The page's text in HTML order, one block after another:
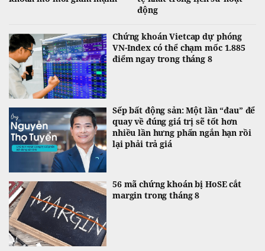
động
Chứng khoán Vietcap dự phóng
VN-Index có thể chạm mốc 1.885
điểm ngay trong tháng 8
Sếp bất động sản: Một lần “đau” để
quay về đúng giá trị sẽ tốt hơn
nhiều lần hưng phấn ngắn hạn rồi
lại phải trả giá
56 mã chứng khoán bị HoSE cắt
margin trong tháng 8